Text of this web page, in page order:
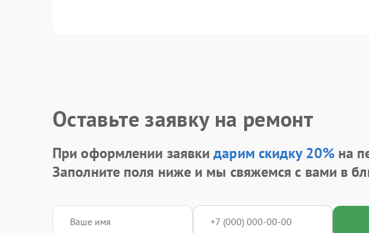
Оставьте заявку на ремонт
При оформлении заявкидарим скидку 20%на
Заполните поля ниже и мы свяжемся с вами в